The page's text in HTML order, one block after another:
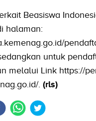
Beasiswa
halaman:
untuk
melalui Link https://
. (rls)